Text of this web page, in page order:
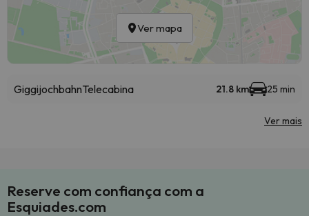
Ver mapa
GiggijochbahnTelecabina 21.8 km 25 min
Ver mais
Reserve com confiança com a
Esquiades.com